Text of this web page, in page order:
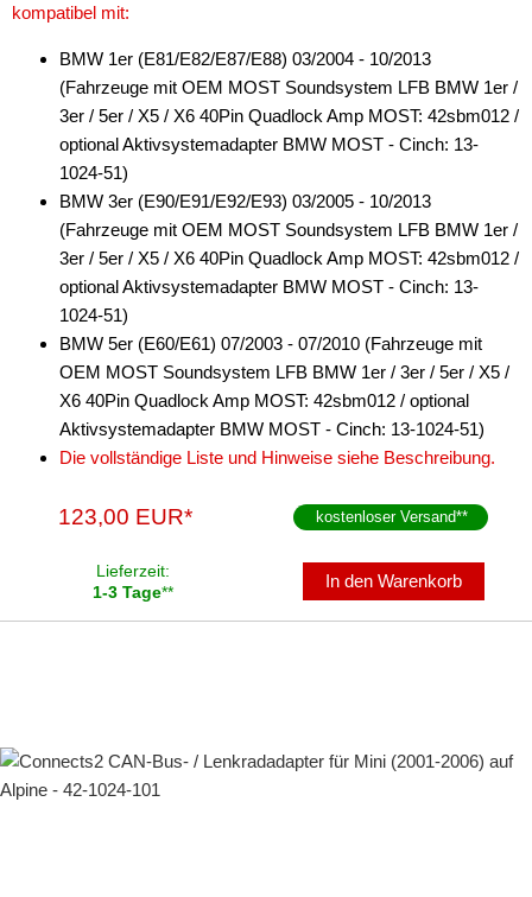
kompatibel mit:
BMW 1er (E81/E82/E87/E88) 03/2004 - 10/2013
(Fahrzeuge mit OEM MOST Soundsystem LFB BMW 1er /
3er / 5er / X5 / X6 40Pin Quadlock Amp MOST: 42sbm012 /
optional Aktivsystemadapter BMW MOST - Cinch: 13-
1024-51)
BMW 3er (E90/E91/E92/E93) 03/2005 - 10/2013
(Fahrzeuge mit OEM MOST Soundsystem LFB BMW 1er /
3er / 5er / X5 / X6 40Pin Quadlock Amp MOST: 42sbm012 /
optional Aktivsystemadapter BMW MOST - Cinch: 13-
1024-51)
BMW 5er (E60/E61) 07/2003 - 07/2010 (Fahrzeuge mit
OEM MOST Soundsystem LFB BMW 1er / 3er / 5er / X5 /
X6 40Pin Quadlock Amp MOST: 42sbm012 / optional
Aktivsystemadapter BMW MOST - Cinch: 13-1024-51)
Die vollständige Liste und Hinweise siehe Beschreibung.
123,00 EUR* kostenloser Versand**
Lieferzeit:
1-3 Tage**
In den Warenkorb